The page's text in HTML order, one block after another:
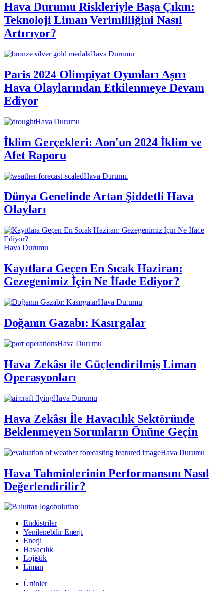
Hava Durumu Riskleriyle Başa Çıkın:
Teknoloji Liman Verimliliğini Nasıl
Artırıyor?
Hava Durumu
Paris 2024 Olimpiyat Oyunları Aşırı
Hava Olaylarından Etkilenmeye Devam
Ediyor
Hava Durumu
İklim Gerçekleri: Aon'un 2024 İklim ve
Afet Raporu
Hava Durumu
Dünya Genelinde Artan Şiddetli Hava
Olayları
Hava Durumu
Kayıtlara Geçen En Sıcak Haziran:
Gezegenimiz İçin Ne İfade Ediyor?
Hava Durumu
Doğanın Gazabı: Kasırgalar
Hava Durumu
Hava Zekâsı ile Güçlendirilmiş Liman
Operasyonları
Hava Durumu
Hava Zekâsı İle Havacılık Sektöründe
Beklenmeyen Sorunların Önüne Geçin
Hava Durumu
Hava Tahminlerinin Performansını Nasıl
Değerlendirilir?
buluttan
Endüstriler
Yenilenebilir Enerji
Enerji
Havacılık
Lojistik
Liman
Ürünler